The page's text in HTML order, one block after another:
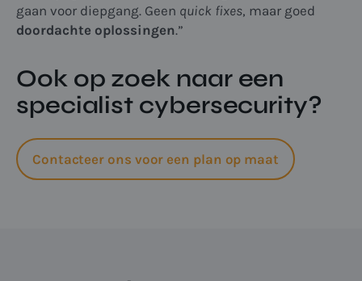
gaan voor diepgang. Geen quick fixes, maar goed
doordachte oplossingen.”
Ook op zoek naar een
specialist cybersecurity?
Contacteer ons voor een plan op maat